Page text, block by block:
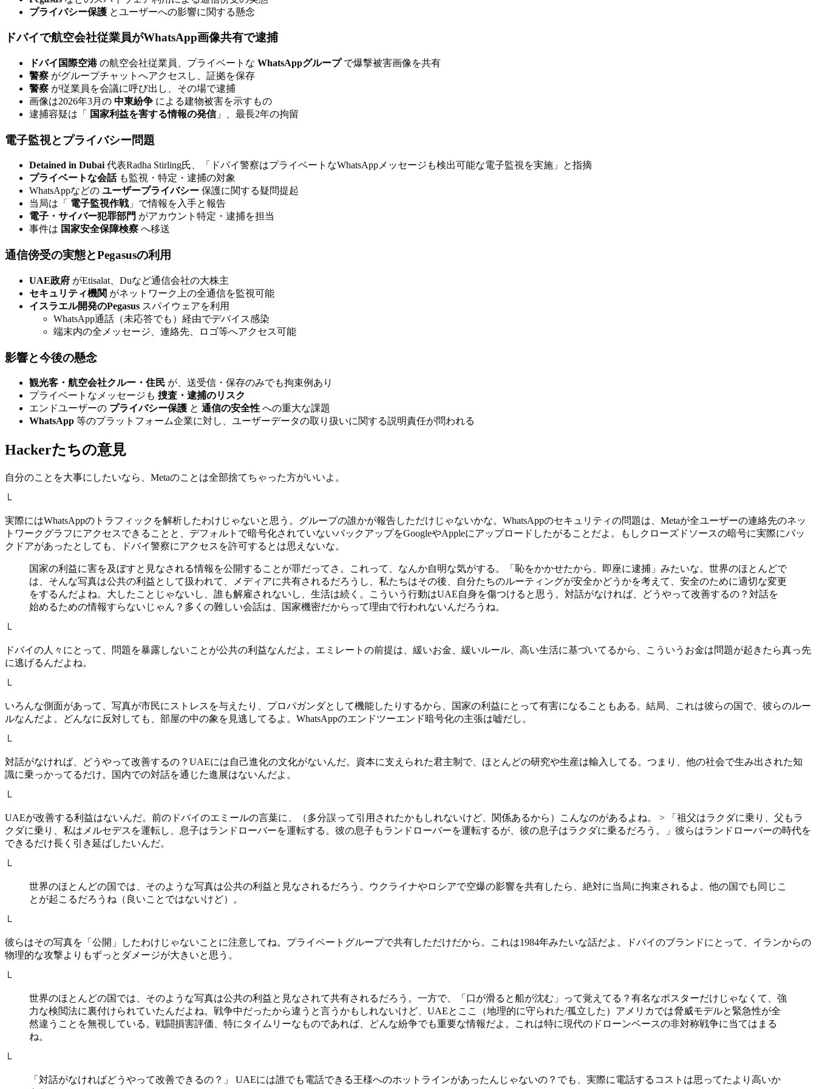
プライバシー保護 とユーザーへの影響に関する懸念
ドバイで航空会社従業員がWhatsApp画像共有で逮捕
ドバイ国際空港の航空会社従業員、プライベートな WhatsAppグループで爆撃被害画像を共有
警察 がグループチャットへアクセスし、証拠を保存
警察 が従業員を会議に呼び出し、その場で逮捕
画像は2026年3月の 中東紛争 による建物被害を示すもの
逮捕容疑は「
国家利益を害する情報の発信」、最長2年の拘留
電子監視とプライバシー問題
Detained in Dubai 代表Radha Stirling氏、「ドバイ警察はプライベートなWhatsAppメッセージも検出可能な電子監視を実施」と指摘
プライベートな会話も監視・特定・逮捕の対象
WhatsAppなどの ユーザープライバシー 保護に関する疑問提起
当局は「 電子監視作戦」で情報を入手と報告
電子・サイバー犯罪部門 がアカウント特定・逮捕を担当
事件は 国家安全保障検察 へ移送
通信傍受の実態とPegasusの利用
UAE政府 がEtisalat、Duなど通信会社の大株主
セキュリティ機関 がネットワーク上の全通信を監視可能
イスラエル開発のPegasus スパイウェアを利用
WhatsApp通話（未応答でも）経由でデバイス感染
端末内の全メッセージ、連絡先、ロゴ等へアクセス可能
影響と今後の懸念
観光客・航空会社クルー・住民 が、送受信・保存のみでも拘束例あり
プライベートなメッセージも 捜査・逮捕のリスク
エンドユーザーの プライバシー保護 と 通信の安全性 への重大な課題
WhatsApp 等のプラットフォーム企業に対し、ユーザーデータの取り扱いに関する説明責任が問われる
Hackerたちの意見
自分のことを大事にしたいなら、Metaのことは全部捨てちゃった方がいいよ。
└
実際にはWhatsAppのトラフィックを解析したわけじゃないと思う。グループの誰かが報告しただけじゃないかな。WhatsAppのセキュリティの問題は、Metaが全ユーザーの連絡先のネッ
トワークグラフにアクセスできることと、デフォルトで暗号化されていないバックアップをGoogleやAppleにアップロードしたがることだよ。もしクローズドソースの暗号に実際にバッ
クドアがあったとしても、ドバイ警察にアクセスを許可するとは思えないな。
国家の利益に害を及ぼすと見なされる情報を公開することが罪だってさ。これって、なんか自明な気がする。「恥をかかせたから、即座に逮捕」みたいな。世界のほとんどで
は、そんな写真は公共の利益として扱われて、メディアに共有されるだろうし、私たちはその後、自分たちのルーティングが安全かどうかを考えて、安全のために適切な変更
をするんだよね。大したことじゃないし、誰も解雇されないし、生活は続く。こういう行動はUAE自身を傷つけると思う。対話がなければ、どうやって改善するの？対話を
始めるための情報すらないじゃん？多くの難しい会話は、国家機密だからって理由で行われないんだろうね。
└
ドバイの人々にとって、問題を暴露しないことが公共の利益なんだよ。エミレートの前提は、緩いお金、緩いルール、高い生活に基づいてるから、こういうお金は問題が起きたら真っ先
に逃げるんだよね。
└
いろんな側面があって、写真が市民にストレスを与えたり、プロパガンダとして機能したりするから、国家の利益にとって有害になることもある。結局、これは彼らの国で、彼らのルー
ルなんだよ。どんなに反対しても、部屋の中の象を見逃してるよ。WhatsAppのエンドツーエンド暗号化の主張は嘘だし。
└
対話がなければ、どうやって改善するの？UAEには自己進化の文化がないんだ。資本に支えられた君主制で、ほとんどの研究や生産は輸入してる。つまり、他の社会で生み出された知
識に乗っかってるだけ。国内での対話を通じた進展はないんだよ。
└
UAEが改善する利益はないんだ。前のドバイのエミールの言葉に、（多分誤って引用されたかもしれないけど、関係あるから）こんなのがあるよね。 > 「祖父はラクダに乗り、父もラ
クダに乗り、私はメルセデスを運転し、息子はランドローバーを運転する。彼の息子もランドローバーを運転するが、彼の息子はラクダに乗るだろう。」彼らはランドローバーの時代を
できるだけ長く引き延ばしたいんだ。
└
世界のほとんどの国では、そのような写真は公共の利益と見なされるだろう。ウクライナやロシアで空爆の影響を共有したら、絶対に当局に拘束されるよ。他の国でも同じこ
とが起こるだろうね（良いことではないけど）。
└
彼らはその写真を「公開」したわけじゃないことに注意してね。プライベートグループで共有しただけだから。これは1984年みたいな話だよ。ドバイのブランドにとって、イランからの
物理的な攻撃よりもずっとダメージが大きいと思う。
└
世界のほとんどの国では、そのような写真は公共の利益と見なされて共有されるだろう。一方で、「口が滑ると船が沈む」って覚えてる？有名なポスターだけじゃなくて、強
力な検閲法に裏付けられていたんだよね。戦争中だったから違うと言うかもしれないけど、UAEとここ（地理的に守られた/孤立した）アメリカでは脅威モデルと緊急性が全
然違うことを無視している。戦闘損害評価、特にタイムリーなものであれば、どんな紛争でも重要な情報だよ。これは特に現代のドローンベースの非対称戦争に当てはまる
ね。
└
「対話がなければどうやって改善できるの？」 UAEには誰でも電話できる王様へのホットラインがあったんじゃないの？でも、実際に電話するコストは思ってたより高いか